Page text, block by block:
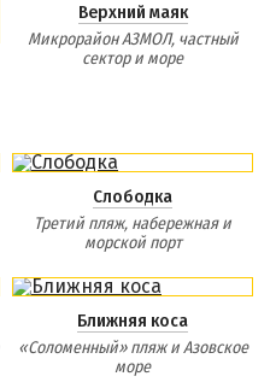
Верхний маяк
Микрорайон АЗМОЛ, частный
сектор и море
Слободка
Третий пляж, набережная и
морской порт
Ближняя коса
«Соломенный» пляж и Азовское
море